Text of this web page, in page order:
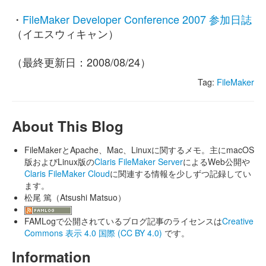
・ FileMaker Developer Conference 2007 参加日誌
（イエスウィキャン）
（最終更新日：2008/08/24）
Tag: FileMaker
About This Blog
FileMakerとApache、Mac、Linuxに関するメモ。主にmacOS
版およびLinux版のClaris FileMaker ServerによるWeb公開や
Claris FileMaker Cloudに関連する情報を少しずつ記録してい
ます。
松尾 篤（Atsushi Matsuo）
FAMLogで公開されているブログ記事のライセンスはCreative
Commons 表示 4.0 国際 (CC BY 4.0) です。
Information